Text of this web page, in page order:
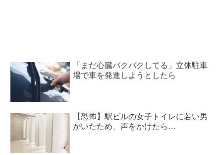
「まだ心臓バクバクしてる」立体駐車
場で車を発進しようとしたら
【恐怖】駅ビルの女子トイレに若い男
がいたため、声をかけたら…